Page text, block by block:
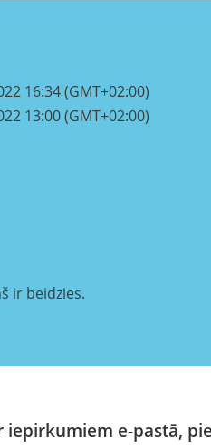
16:34 (GMT+02:00)
13:00 (GMT+02:00)
ir beidzies.
e-pastā,